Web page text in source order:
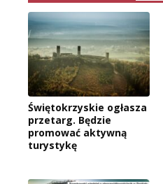
Świętokrzyskie ogłasza
przetarg. Będzie
promować aktywną
turystykę